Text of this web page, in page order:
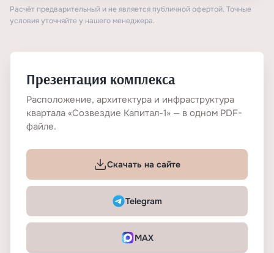
Расчёт предварительный и не является публичной офертой. Точные
условия уточняйте у нашего менеджера.
Презентация комплекса
Расположение, архитектура и инфраструктура
квартала «Созвездие Капитал-1» — в одном PDF-
файле.
Скачать на сайте
Telegram
MAX